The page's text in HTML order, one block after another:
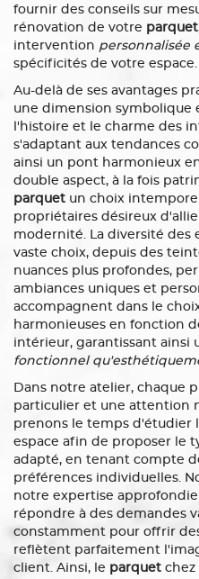
fournir des conseils sur
rénovation de votre parquet
intervention personnalisée
spécificités de votre espace.
Au-delà de ses avantages
une dimension symbolique
l'histoire et le charme des
s'adaptant aux tendances
ainsi un pont harmonieux
double aspect, à la fois
parquet un choix
propriétaires désireux
modernité. La diversité des
vaste choix, depuis des
nuances plus profondes,
ambiances uniques et
accompagnent dans le
harmonieuses en fonction
intérieur, garantissant ainsi
fonctionnel
Dans notre atelier, chaque
particulier et une attention
prenons le temps d'étudier
espace afin de proposer le
adapté, en tenant compte
préférences individuelles.
notre expertise
répondre à des demandes
constamment pour offrir
reflètent parfaitement
client. Ainsi, le parquet chez